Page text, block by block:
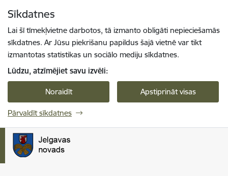
Sīkdatnes
Lai šī tīmekļvietne darbotos, tā izmanto obligāti nepieciešamās
sīkdatnes. Ar Jūsu piekrišanu papildus šajā vietnē var tikt
izmantotas statistikas un sociālo mediju sīkdatnes.
Lūdzu, atzīmējiet savu izvēli:
Noraidīt Apstiprināt visas
Pārvaldīt sīkdatnes